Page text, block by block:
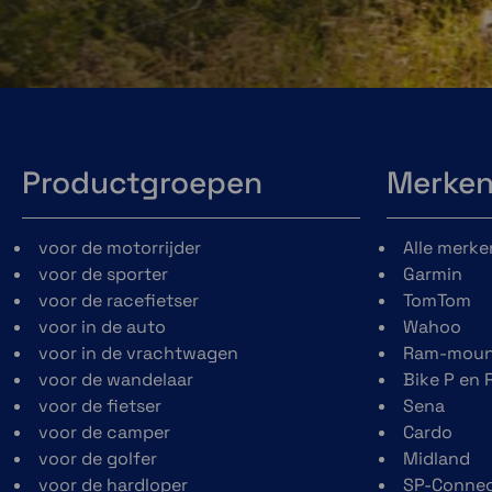
soorten terrein en is
bestand tegen de
elementen. Het toestel
beschikt over een
ultrahelder
geeft een
donker. Het
kan zowel staand
gemonteerd.
Ingebouwde inReach
technologie
On-en offroad
Productgroepen
voor de motorrijder
voor de sporter
voor de racefietser
voor in de auto
voor in de vrachtwagen
voor de wandelaar
voor de fietser
voor de camper
voor de golfer
voor de hardloper
Merken
Alle
Garmin
TomTom
Wahoo
Ram-
Bike P en
Sena
Cardo
Midland
SP-